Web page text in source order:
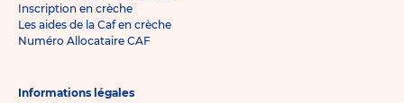
Inscription en crèche
Les aides de la Caf en crèche
Numéro Allocataire CAF
Informations légales